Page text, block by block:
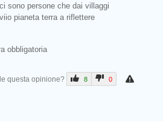
sono persone che dai villaggi
pianeta terra a riflettere
obbligatoria
questa opinione? 8 0